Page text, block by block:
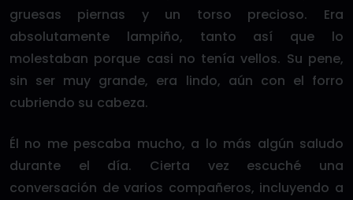
gruesas piernas y un torso precioso. Era
absolutamente lampiño, tanto así que lo
molestaban porque casi no tenía vellos. Su pene,
sin ser muy grande, era lindo, aún con el forro
cubriendo su cabeza.
Él no me pescaba mucho, a lo más algún saludo
durante el día. Cierta vez escuché una
conversación de varios compañeros, incluyendo a